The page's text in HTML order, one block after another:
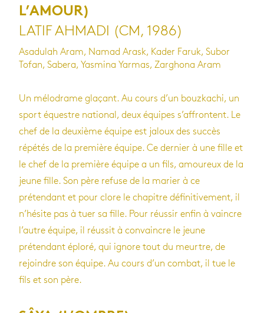
L’AMOUR)
LATIF AHMADI (CM, 1986)
Asadulah Aram, Namad Arask, Kader Faruk, Subor
Tofan, Sabera, Yasmina Yarmas, Zarghona Aram
Un mélodrame glaçant. Au cours d’un bouzkachi, un
sport équestre national, deux équipes s’affrontent. Le
chef de la deuxième équipe est jaloux des succès
répétés de la première équipe. Ce dernier à une fille et
le chef de la première équipe a un fils, amoureux de la
jeune fille. Son père refuse de la marier à ce
prétendant et pour clore le chapitre définitivement, il
n’hésite pas à tuer sa fille. Pour réussir enfin à vaincre
l’autre équipe, il réussit à convaincre le jeune
prétendant éploré, qui ignore tout du meurtre, de
rejoindre son équipe. Au cours d’un combat, il tue le
fils et son père.